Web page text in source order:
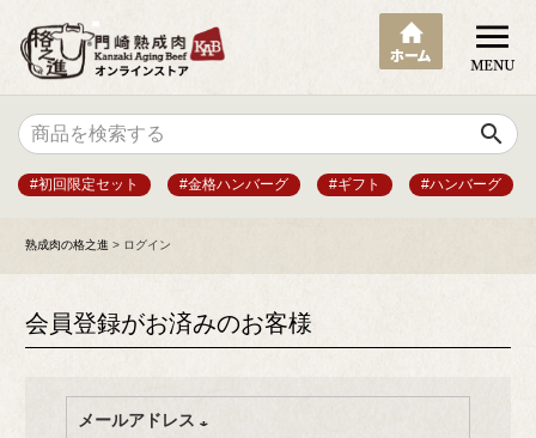
search
#初回限定セット #金格ハンバーグ #ギフト #ハンバーグ
熟成肉の格之進 ログイン
会員登録がお済みのお客様
メールアドレス